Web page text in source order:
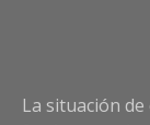
La situación